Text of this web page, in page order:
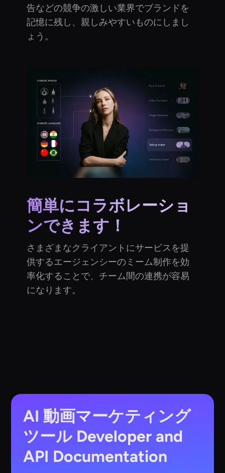
告などの競争の激しい業界でブランドを
記憶に残し、親しみやすいものにしまし
ょう。
簡単にコラボレーショ
ンできます！
さまざまなクライアントにサービスを提
供するエージェンシーのミーム制作を効
率化することで、チーム間の連携が容易
になります。
AI 動画マーケティング
ツールDeveloper and
API Documentation